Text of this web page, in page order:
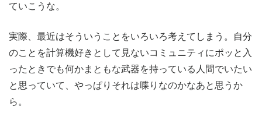
ていこうな。
実際、最近はそういうことをいろいろ考えてしまう。自分
のことを計算機好きとして見ないコミュニティにポッと入
ったときでも何かまともな武器を持っている人間でいたい
と思っていて、やっぱりそれは喋りなのかなあと思うか
ら。